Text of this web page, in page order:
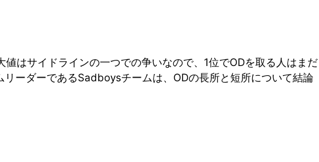
はサイドラインの一つでの争いなので、1位でODを取る人はまだ
ーダーであるSadboysチームは、ODの長所と短所について結論